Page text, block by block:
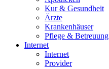
Kur & Gesundheit
Ärzte
Krankenhäuser
Pflege & Betreuung
Internet
Internet
Provider